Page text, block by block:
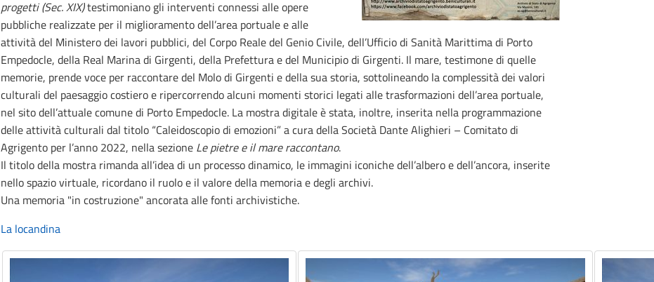
progetti (Sec. XIX)testimoniano gli interventi connessi alle opere
pubbliche realizzate per il miglioramento dell’area portuale e alle
attività del Ministero dei lavori pubblici, del Corpo Reale del Genio Civile, dell’Ufficio di Sanità Marittima di Porto
Empedocle, della Real Marina di Girgenti, della Prefettura e del Municipio di Girgenti. Il mare, testimone di quelle
memorie, prende voce per raccontare del Molo di Girgenti e della sua storia, sottolineando la complessità dei valori
culturali del paesaggio costiero e ripercorrendo alcuni momenti storici legati alle trasformazioni dell’area portuale,
nel sito dell’attuale comune di Porto Empedocle. La mostra digitale è stata, inoltre, inserita nella programmazione
delle attività culturali dal titolo “Caleidoscopio di emozioni” a cura della Società Dante Alighieri – Comitato di
Agrigento per l’anno 2022, nella sezione Le pietre e il mare raccontano.
Il titolo della mostra rimanda all’idea di un processo dinamico, le immagini iconiche dell’albero e dell’ancora, inserite
nello spazio virtuale, ricordano il ruolo e il valore della memoria e degli archivi.
Una memoria "in costruzione" ancorata alle fonti archivistiche.
La locandina